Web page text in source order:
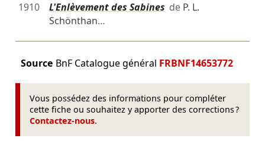
1910
L'Enlèvement des Sabines de P. L.
Schönthan…
Source BnF Catalogue général FRBNF14653772
Vous possédez des informations pour compléter
cette fiche ou souhaitez y apporter des corrections ?
Contactez-nous.